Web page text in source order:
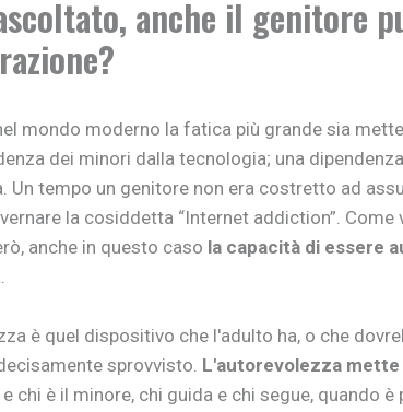
di lettura
libero
famiglia
arriva un bebè
genitori-figli
nonni
cani, gatti & co.
in cucina
divertendosi
per famiglie
anche il genitore
mondo moderno la fatica più grande sia
dei minori dalla tecnologia; una
Un tempo un genitore non era costretto ad
la cosiddetta “Internet addiction”.
anche in questo caso la capacità di essere
è quel dispositivo che l'adulto ha, o che
sprovvisto. L'autorevolezza mette
chi è il minore, chi guida e chi segue, quando